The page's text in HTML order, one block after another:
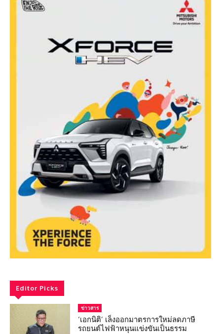
Editor Picks
ข่าวสาร
‘เอกนิติ’ เล็งออกมาตรการใหม่ลดภาษี
รถยนต์ไฟฟ้าหนุนแข่งขันเป็นธรรม